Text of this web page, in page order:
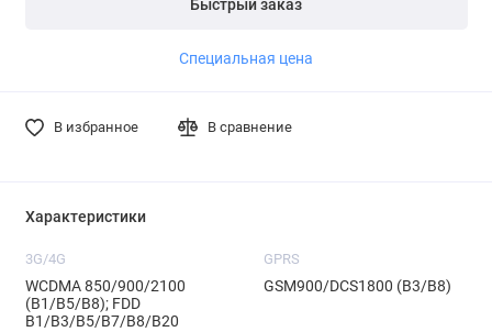
Быстрый заказ
Специальная цена
В избранное В сравнение
Характеристики
3G/4G
WCDMA 850/900/2100
(B1/B5/B8); FDD
B1/B3/B5/B7/B8/B20
GPRS
GSM900/DCS1800 (B3/B8)